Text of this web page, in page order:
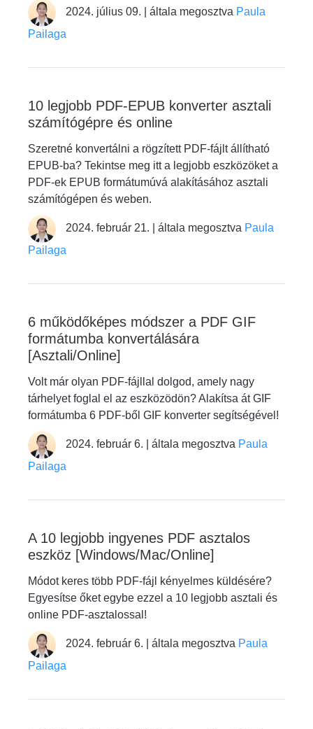
2024. július 09. | általa megosztva Paula
Pailaga
10 legjobb PDF-EPUB konverter asztali
számítógépre és online
Szeretné konvertálni a rögzített PDF-fájlt állítható
EPUB-ba? Tekintse meg itt a legjobb eszközöket a
PDF-ek EPUB formátumúvá alakításához asztali
számítógépen és weben.
2024. február 21. | általa megosztva Paula
Pailaga
6 működőképes módszer a PDF GIF
formátumba konvertálására
[Asztali/Online]
Volt már olyan PDF-fájllal dolgod, amely nagy
tárhelyet foglal el az eszközödön? Alakítsa át GIF
formátumba 6 PDF-ből GIF konverter segítségével!
2024. február 6. | általa megosztva Paula
Pailaga
A 10 legjobb ingyenes PDF asztalos
eszköz [Windows/Mac/Online]
Módot keres több PDF-fájl kényelmes küldésére?
Egyesítse őket egybe ezzel a 10 legjobb asztali és
online PDF-asztalossal!
2024. február 6. | általa megosztva Paula
Pailaga